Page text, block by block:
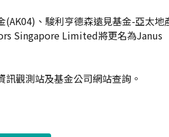
、駿利亨德森遠見基金-亞太地
Singapore Limited將更名為Janus
觀測站及基金公司網站查詢。